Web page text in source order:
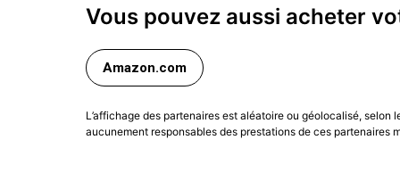
Vous pouvez aussi acheter
Amazon.com
L’affichage des partenaires est aléatoire ou géolocalisé,
aucunement responsables des prestations de ces partenaires